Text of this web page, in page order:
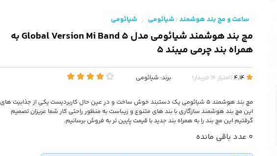
ساعت و مچ بند هوشمند/شیائومی / شیائومی
مچ‌ بند هوشمند شیائومی مدل Global Version Mi Band 5 به
همراه بند چرمی میبند 5
(امتیاز 14 خریدار) برند: شیائومی
مچ بند هوشمند 5 شیائومی یک دستبند خوش ساخت و در عین حال کاربردیست یکی از جذابیت های
این مچ بند هوشمند سازگاری با بند های متنوع و زیباست به منظور راحتی کار شما عزیزان تصمیم
گرفتیم این مچ بند را به همراه بند جدید با قیمت پایین تر به فروش برسانیم.
0 عدد باقی مانده